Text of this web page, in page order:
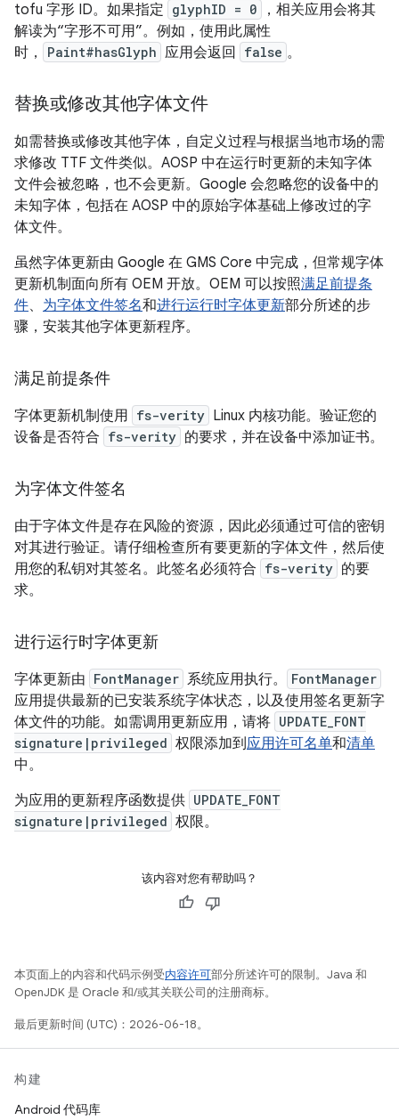
tofu 字形 ID。如果指定 glyphID = 0
，相关应用会将其
解读为“字形不可用”。例如，使用此属性
时，
Paint#hasGlyph 应用会返回 false 。
替换或修改其他字体文件
如需替换或修改其他字体，自定义过程与根据当地市场的需
求修改 TTF 文件类似。AOSP 中在运行时更新的未知字体
文件会被忽略，也不会更新。Google 会忽略您的设备中的
未知字体，包括在 AOSP 中的原始字体基础上修改过的字
体文件。
虽然字体更新由 Google 在 GMS Core 中完成，但常规字体
更新机制面向所有 OEM 开放。OEM 可以按照满足前提条
件、 为字体文件签名和进行运行时字体更新部分所述的步
骤，安装其他字体更新程序。
满足前提条件
字体更新机制使用 fs-verity Linux 内核功能。验证您的
设备是否符合 fs-verity 的要求，并在设备中添加证书。
为字体文件签名
由于字体文件是存在风险的资源，因此必须通过可信的密钥
对其进行验证。请仔细检查所有要更新的字体文件，然后使
用您的私钥对其签名。此签名必须符合 fs-verity 的要
求。
进行运行时字体更新
字体更新由 FontManager 系统应用执行。 FontManager
应用提供最新的已安装系统字体状态，以及使用签名更新字
体文件的功能。如需调用更新应用，请将 UPDATE_FONT
signature|privileged 权限添加到应用许可名单和清单
中。
为应用的更新程序函数提供 UPDATE_FONT
signature|privileged 权限。
该内容对您有帮助吗？
本页面上的内容和代码示例受内容许可部分所述许可的限制。Java 和
OpenJDK 是 Oracle 和/或其关联公司的注册商标。
最后更新时间 (UTC)：2026-06-18。
构建
Android 代码库